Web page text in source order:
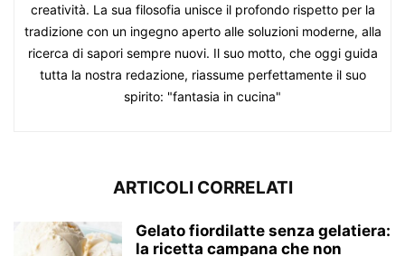
creatività. La sua filosofia unisce il profondo rispetto per la
tradizione con un ingegno aperto alle soluzioni moderne, alla
ricerca di sapori sempre nuovi. Il suo motto, che oggi guida
tutta la nostra redazione, riassume perfettamente il suo
spirito: "fantasia in cucina"
ARTICOLI CORRELATI
Gelato fiordilatte senza gelatiera:
la ricetta campana che non